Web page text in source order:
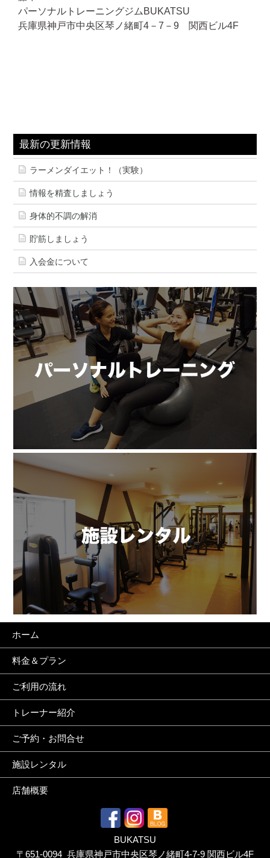
パーソナルトレーニングジムBUKATSU
兵庫県神戸市中央区琴ノ緒町4－7－9 関西ビル4F
最新の更新情報
ラーメンダイエット！（実験）
情報を精査しましょう
身体的不調の解消
貯筋しましょう
入会金について
ホーム
料金＆プラン
ご利用の流れ
トレーナー紹介
ご予約・お問合せ
施設レンタル
店舗概要
BUKATSU
〒651-0094 兵庫県神戸市中央区琴ノ緒町4-7-9 関西ビル4F